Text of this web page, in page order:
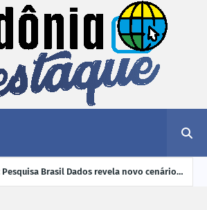
Pesquisa Brasil Dados revela novo cenário